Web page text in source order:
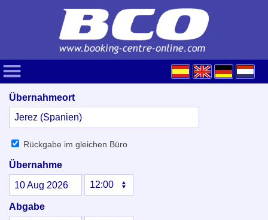
Übernahmeort
Rückgabe im gleichen Büro
Übernahme
10Aug2026
Abgabe